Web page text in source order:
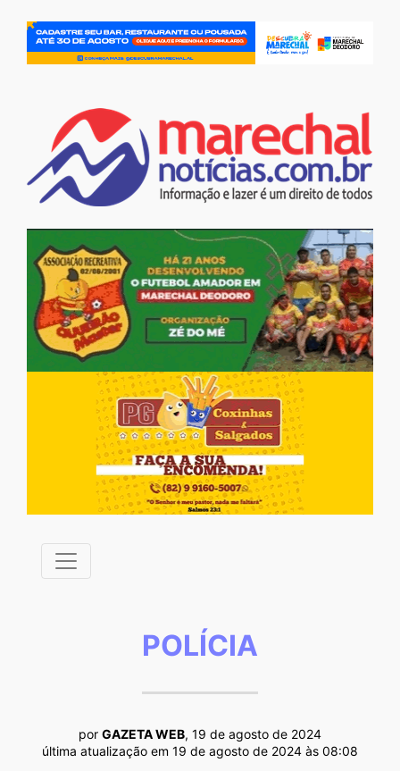
POLÍCIA
por GAZETA WEB, 19 de agosto de 2024
última atualização em 19 de agosto de 2024 às 08:08